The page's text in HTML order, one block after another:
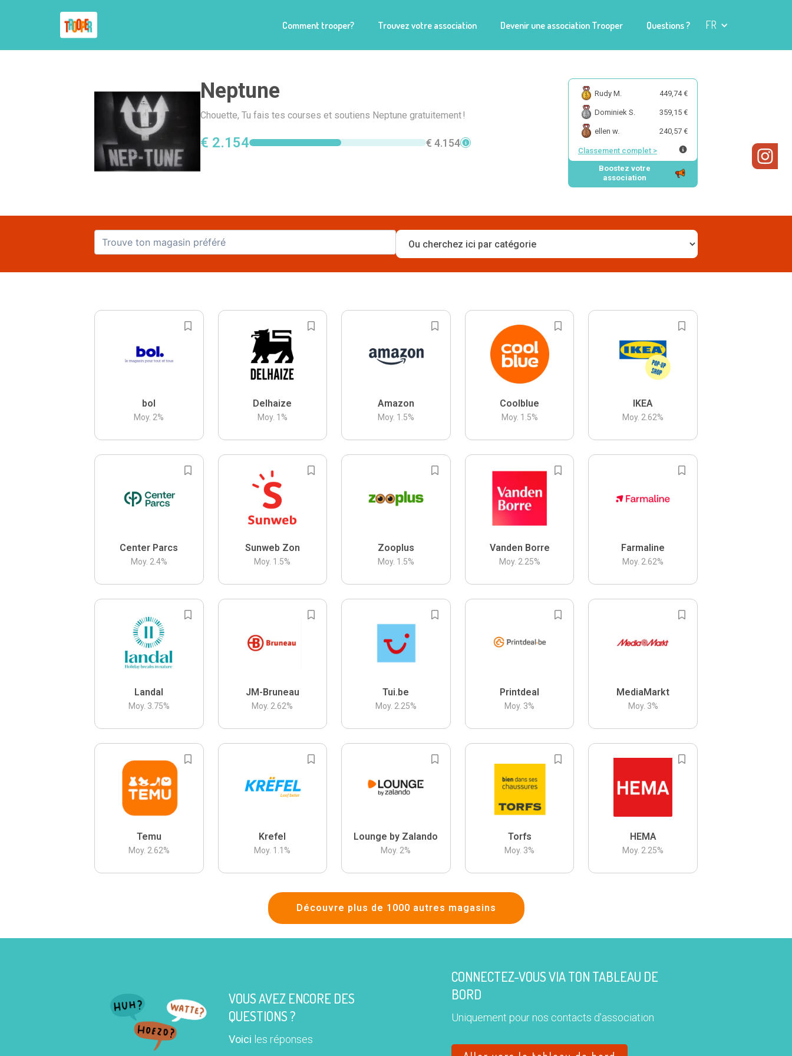
Comment trooper? Trouvez votre association Devenir une association Trooper Questions ? FR
Neptune
Chouette, Tu fais tes courses et soutiens Neptune gratuitement !
€ 2.154 € 4.154
Rudy M. 449,74 €
Dominiek S. 359,15 €
ellen w. 240,57 €
Classement complet >
Boostez votre
association
bol
Moy. 2%
Delhaize
Moy. 1 %
Amazon
Moy. 1.5%
Coolblue
Moy. 1.5%
IKEA
Moy. 2.62%
Center Parcs
Moy. 2.4%
Sunweb Zon
Moy. 1.5%
Zooplus
Moy. 1.5%
Vanden Borre
Moy. 2.25%
Farmaline
Moy. 2.62%
Landal
Moy. 3.75%
JM-Bruneau
Moy. 2.62%
Tui.be
Moy. 2.25%
Printdeal
Moy. 3%
MediaMarkt
Moy. 3%
Temu
Moy. 2.62%
Krefel
Moy. 1.1 %
Lounge by Zalando
Moy. 2%
Torfs
Moy. 3%
HEMA
Moy. 2.25%
Découvre plus de 1000 autres magasins
VOUS AVEZ ENCORE DES
QUESTIONS ?
Voici les réponses
CONNECTEZ-VOUS VIA TON TABLEAU DE
BORD
Uniquement pour nos contacts d'association